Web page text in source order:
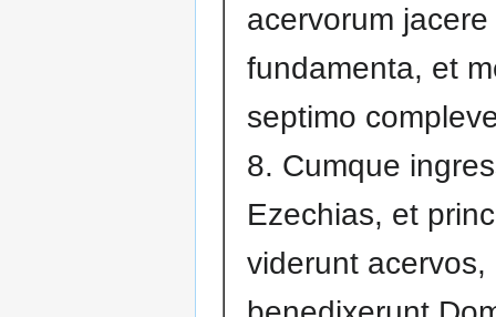
acervorum jacere
fundamenta, et
septimo
8. Cumque
Ezechias, et
viderunt acervos,